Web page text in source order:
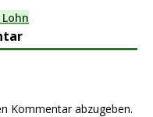
Kommentar abzugeben.